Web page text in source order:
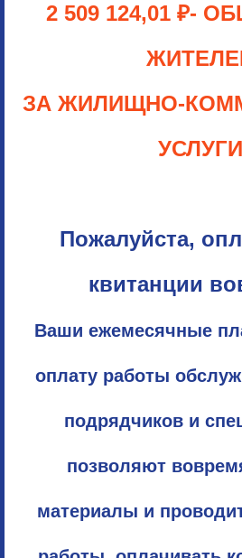
2 509 124,01 ₽-
ЗА ЖИЛИЩНО-
УСЛУГИ
Пожалуйста,
квитанции
Ваши ежемесячные
оплату работы
подрядчиков и
позволяют
материалы и